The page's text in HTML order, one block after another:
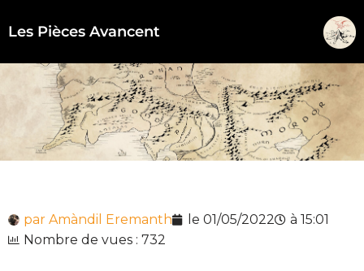
au
contenu
Les Pièces Avancent
par Amàndil Eremanth le 01/05/2022 à 15:01
Nombre de vues : 732